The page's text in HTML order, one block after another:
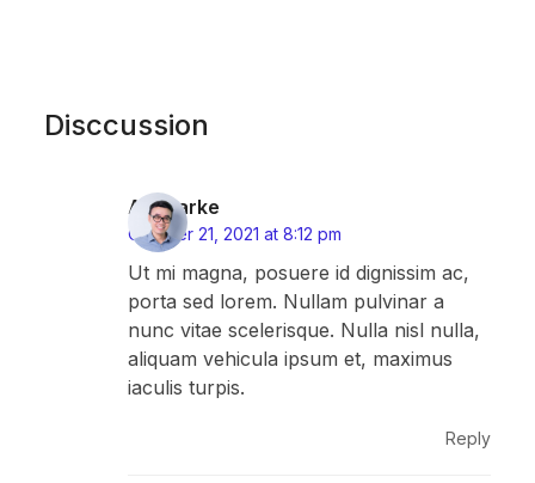
Disccussion
AJ Clarke
October 21, 2021 at 8:12 pm
Ut mi magna, posuere id dignissim ac,
porta sed lorem. Nullam pulvinar a
nunc vitae scelerisque. Nulla nisl nulla,
aliquam vehicula ipsum et, maximus
iaculis turpis.
Reply